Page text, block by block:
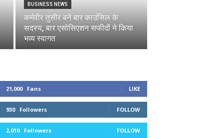
BUSINESS NEWS
कर्मवीर तुसीर बने बार काउंसिल के
सदस्य, बार एसोसिएशन सफीदों ने किया
भव्य स्वागत
21,000 Fans LIKE
930 Followers FOLLOW
2,010 Followers FOLLOW